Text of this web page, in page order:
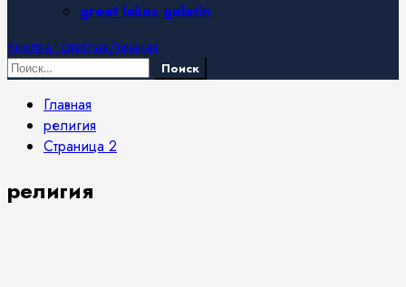
great lakes gelatin
Кнопка: светлая/темная
Найти:
Главная
религия
Страница 2
религия